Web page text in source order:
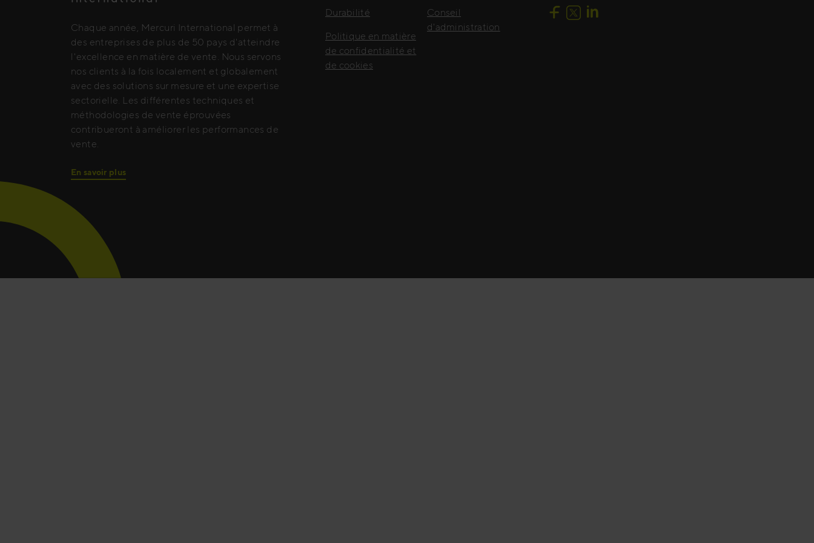
Chaque année, Mercuri International permet à
des entreprises de plus de 50 pays d'atteindre
l'excellence en matière de vente. Nous servons
nos clients à la fois localement et globalement
avec des solutions sur mesure et une expertise
sectorielle. Les différentes techniques et
méthodologies de vente éprouvées
contribueront à améliorer les performances de
vente.
En savoir plus
Durabilité
Politique en matière
de confidentialité et
de cookies
Conseil
d'administration